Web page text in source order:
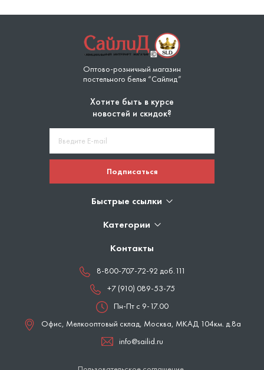
Оптово-розничный магазин
постельного белья “Сайлид”
Хотите быть в курсе
новостей и скидок?
Подписаться
Быстрые ссылки
Категории
Контакты
8-800-707-72-92 доб.111
+7 (910) 089-53-75
Пн-Пт с 9-17.00
Офис, Мелкооптовый склад, Москва, МКАД 104км. д.8а
info@sailid.ru